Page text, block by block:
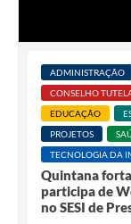
ADMINISTRAÇÃO
CONSELHO
EDUCAÇÃO
PROJETOS
TECNOLOGIA DA
Quintana
participa de
no SESI de